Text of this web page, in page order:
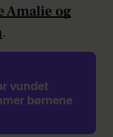
Amalie og
.
vundet
børnene